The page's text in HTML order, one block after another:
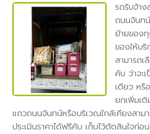
รถรับจ้า
ถนนจันท
ย้ายของ
ของให้บริ
สามารถเ
คับ ว่าจะ
เดียว หรื
ยกเพิ่มเ
แถวถนนจันทน์หรือบริเวณใกล้เคียงสาม
ประเมินราคาได้ฟรีคับ เก็บไว้ตัดสินใจก่อ